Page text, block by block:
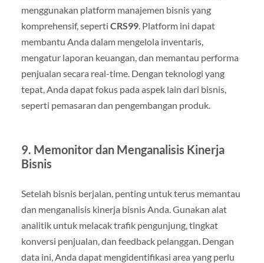
menggunakan platform manajemen bisnis yang
komprehensif, seperti CRS99. Platform ini dapat
membantu Anda dalam mengelola inventaris,
mengatur laporan keuangan, dan memantau performa
penjualan secara real-time. Dengan teknologi yang
tepat, Anda dapat fokus pada aspek lain dari bisnis,
seperti pemasaran dan pengembangan produk.
9. Memonitor dan Menganalisis Kinerja
Bisnis
Setelah bisnis berjalan, penting untuk terus memantau
dan menganalisis kinerja bisnis Anda. Gunakan alat
analitik untuk melacak trafik pengunjung, tingkat
konversi penjualan, dan feedback pelanggan. Dengan
data ini, Anda dapat mengidentifikasi area yang perlu